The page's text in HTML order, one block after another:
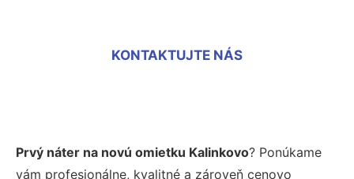
KONTAKTUJTE NÁS
Prvý náter na novú omietku Kalinkovo? Ponúkame
vám profesionálne, kvalitné a zároveň cenovo